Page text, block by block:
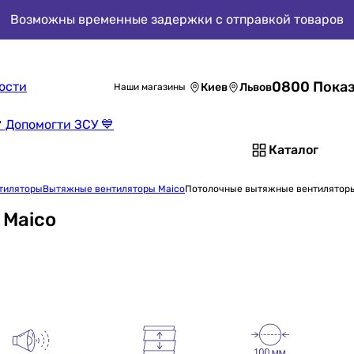
Возможны временные задержки с отправкой товаров
Допомогти ЗСУ 💙
Наши магазины Киев Львов0800
Каталог
Вытяжные вентиляторы MaicoПотолочные вытяжные